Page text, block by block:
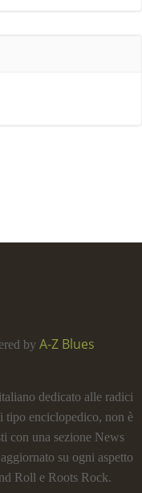
by A-Z Blues
dedicato alle radici
tipo enciclopedico, non è
con una sezione News
su ogni aspetto
Roll e Roots Rock.